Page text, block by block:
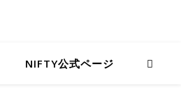
NIFTY公式ページ